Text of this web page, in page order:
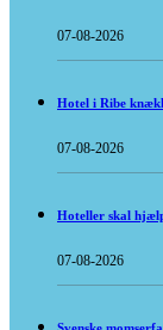
07-08-2026
Hotel i Ribe
07-08-2026
Hoteller skal
07-08-2026